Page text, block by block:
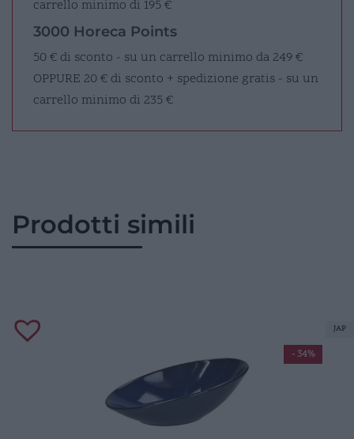
carrello minimo di 195 €
3000 Horeca Points
50 € di sconto - su un carrello minimo da 249 €
OPPURE 20 € di sconto + spedizione gratis - su un
carrello minimo di 235 €
Prodotti simili
- 34%
JAP